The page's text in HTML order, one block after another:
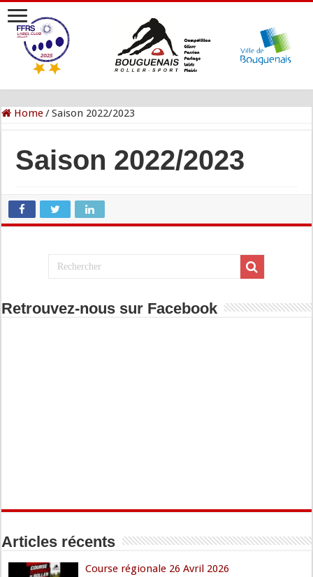
Home/Saison 2022/2023
Saison 2022/2023
Retrouvez-nous sur Facebook
Articles récents
Course régionale 26 Avril 2026